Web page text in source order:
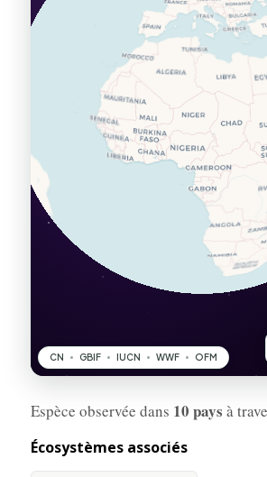
Espèce observée dans 10 pays à
Écosystèmes associés